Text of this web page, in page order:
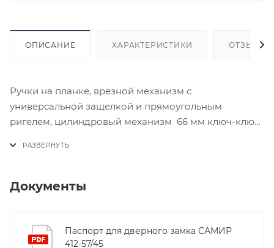
ОПИСАНИЕ ХАРАКТЕРИСТИКИ ОТЗЫВЫ
Ручки на планке, врезной механизм с
универсальной защелкой и прямоугольным
ригелем, цилиндровый механизм 66 мм ключ-ключ
утверждение заказчика.
окончательными. После оформления заказа
приходит письмо только для подтверждения, что
Документы
Паспорт для дверного замка САМИР
412-57/45